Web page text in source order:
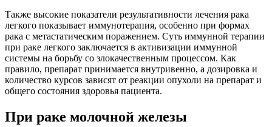
Также высокие показатели результативности лечения рака
легкого показывает иммунотерапия, особенно при формах
рака с метастатическим поражением. Суть иммунной терапии
при раке легкого заключается в активизации иммунной
системы на борьбу со злокачественным процессом. Как
правило, препарат принимается внутривенно, а дозировка и
количество курсов зависят от реакции опухоли на препарат и
общего состояния здоровья пациента.
При раке молочной железы